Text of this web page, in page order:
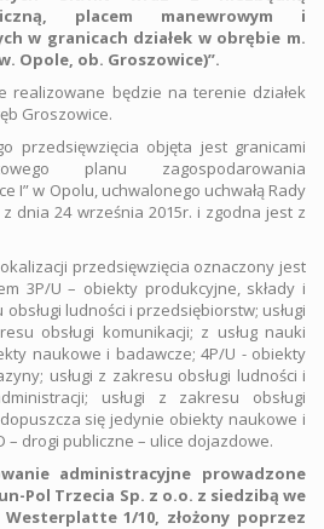
placem manewrowym i
w granicach działek w obrębie m.
Opole, ob. Groszowice)”.
realizowane będzie na terenie działek
Groszowice.
przedsięwzięcia objęta jest granicami
planu zagospodarowania
I” w Opolu, uchwalonego uchwałą Rady
dnia 24 września 2015r. i zgodna jest z
przedsięwzięcia oznaczony jest
3P/U – obiekty produkcyjne, składy i
ludności i przedsiębiorstw; usługi
obsługi komunikacji; z usług nauki
naukowe i badawcze; 4P/U - obiekty
usługi z zakresu obsługi ludności i
usługi z zakresu obsługi
się jedynie obiekty naukowe i
– drogi publiczne – ulice dojazdowe.
administracyjne prowadzone
Pol Trzecia Sp. z o.o. z siedzibą we
Westerplatte 1/10, złożony poprzez